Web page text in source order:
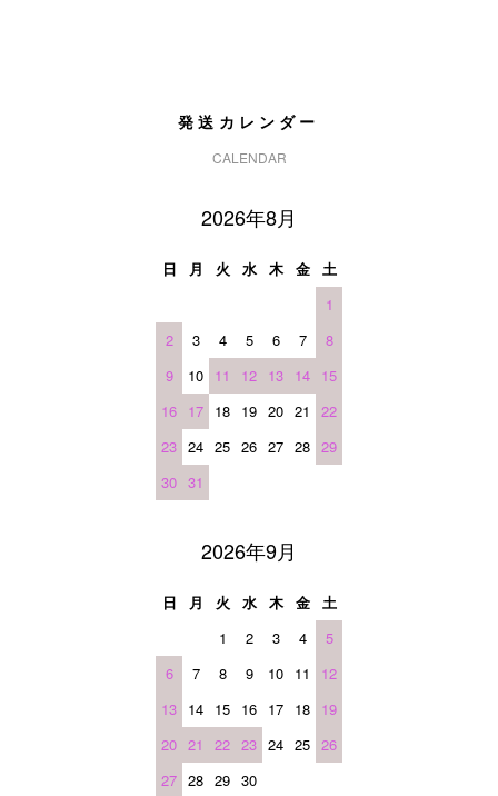
発送カレンダー
CALENDAR
2026年8月
日 月 火 水 木 金
土
1
2
3 4 5 6 7
8
9
10 11 12 13 14 15
16 17 18 19 20 21
22
23 24 25 26 27 28 29
30 31
2026年9月
日 月 火 水 木 金
土
1
2 3 4
5
6
7 8 9 10 11
12
13 14 15 16 17 18 19
20 21 22 23 24 25 26
27 28 29 30